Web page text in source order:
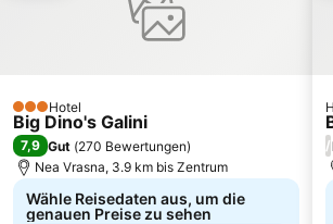
3 Sterne
Hotel
Big Dino's Galini
7,9 Gut (270 Bewertungen)
Nea Vrasna, 3.9 km bis Zentrum
Wähle Reisedaten aus, um die
genauen Preise zu sehen
/